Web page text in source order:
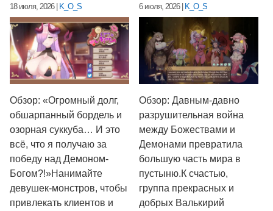
18 июля, 2026| K_O_S
Обзор: «Огромный долг,
обшарпанный бордель и
озорная суккуба… И это
всё, что я получаю за
победу над Демоном-
Богом?!»Нанимайте
девушек-монстров, чтобы
привлекать клиентов и
6 июля, 2026| K_O_S
Обзор: Давным-давно
разрушительная война
между Божествами и
Демонами превратила
большую часть мира в
пустыню.К счастью,
группа прекрасных и
добрых Валькирий